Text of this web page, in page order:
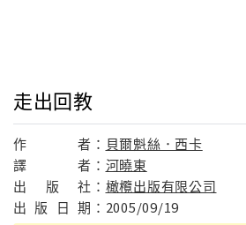
走出回教
作 者： 貝爾魁絲．西卡
譯
者： 河曉東
出
版 社： 橄欖出版有限公司
出 版 日 期： 2005/09/19